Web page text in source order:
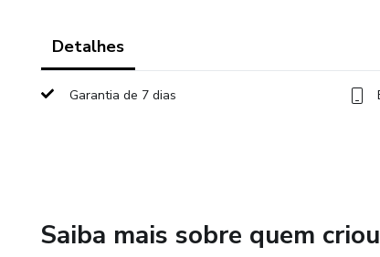
Detalhes
Garantia de 7 dias
Saiba mais sobre quem